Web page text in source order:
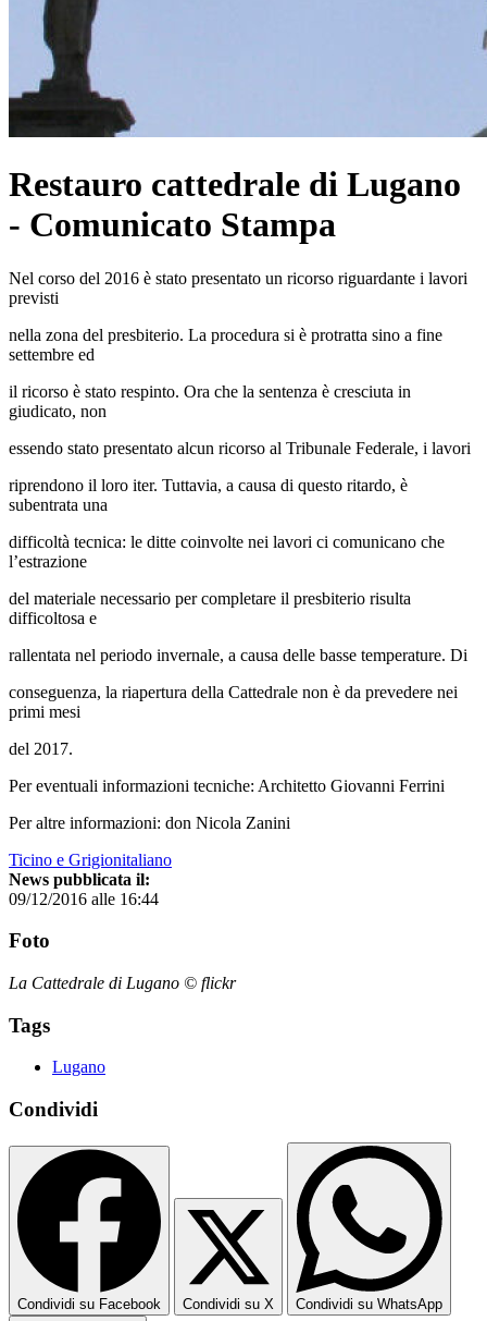
Restauro cattedrale di Lugano
- Comunicato Stampa
Nel corso del 2016 è stato presentato un ricorso riguardante i lavori
previsti
nella zona del presbiterio. La procedura si è protratta sino a fine
settembre ed
il ricorso è stato respinto. Ora che la sentenza è cresciuta in
giudicato, non
essendo stato presentato alcun ricorso al Tribunale Federale, i lavori
riprendono il loro iter. Tuttavia, a causa di questo ritardo, è
subentrata una
difficoltà tecnica: le ditte coinvolte nei lavori ci comunicano che
l’estrazione
del materiale necessario per completare il presbiterio risulta
difficoltosa e
rallentata nel periodo invernale, a causa delle basse temperature. Di
conseguenza, la riapertura della Cattedrale non è da prevedere nei
primi mesi
del 2017.
Per eventuali informazioni tecniche: Architetto Giovanni Ferrini
Per altre informazioni: don Nicola Zanini
Ticino e Grigionitaliano
News pubblicata il:
09/12/2016 alle 16:44
Foto
La Cattedrale di Lugano © flickr
Tags
Lugano
Condividi
Condividi su Facebook Condividi su X Condividi su WhatsApp